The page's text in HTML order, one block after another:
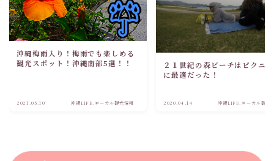
沖縄梅雨入り！梅雨でも楽しめる
観光スポット！沖縄南部5選！！
2021.05.10 沖縄LIFE.ローカル観光情報
２１世紀の森ビーチはピクニ
に最適だった！
2020.04.14 沖縄LIFE.ローカル観光